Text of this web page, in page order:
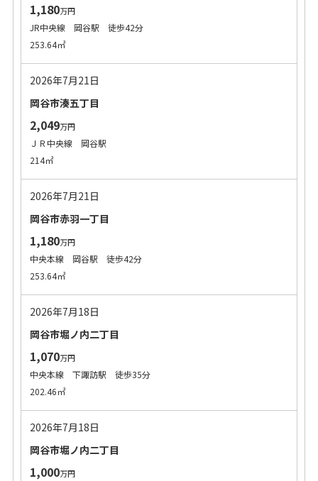
1,180万円
JR中央線 岡谷駅 徒歩42分
253.64㎡
2026年7月21日
岡谷市湊五丁目
2,049万円
ＪＲ中央線 岡谷駅
214㎡
2026年7月21日
岡谷市赤羽一丁目
1,180万円
中央本線 岡谷駅 徒歩42分
253.64㎡
2026年7月18日
岡谷市堀ノ内二丁目
1,070万円
中央本線 下諏訪駅 徒歩35分
202.46㎡
2026年7月18日
岡谷市堀ノ内二丁目
1,000万円